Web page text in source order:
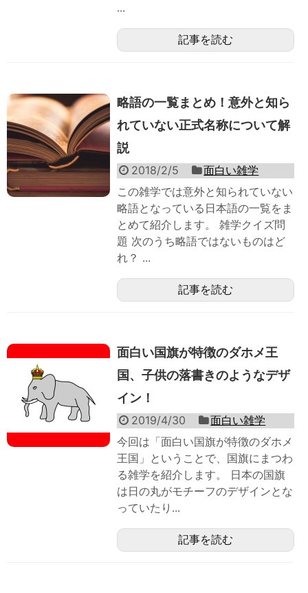
...
記事を読む
略語の一覧まとめ！意外と知ら
れていない正式名称について解
説
2018/2/5
面白い雑学
この雑学では意外と知られていない
略語となっている日本語の一覧をま
とめて紹介します。 雑学クイズ問
題 次のうち略語ではないものはど
れ？ ...
記事を読む
面白い国旗が特徴のダホメ王
国、子供の落書きのようなデザ
イン！
2019/4/30
面白い雑学
今回は「面白い国旗が特徴のダホメ
王国」ということで、国旗にまつわ
る雑学を紹介します。 日本の国旗
は日の丸がモチーフのデザインとな
っていたり...
記事を読む